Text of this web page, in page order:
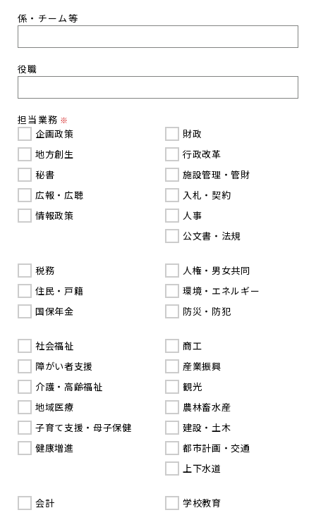
係・チーム等
役職
担当業務 ※
企画政策
地方創生
秘書
広報・広聴
情報政策
財政
行政改革
施設管理・管財
入札・契約
人事
公文書・法規
税務
住民・戸籍
国保年金
人権・男女共同
環境・エネルギー
防災・防犯
社会福祉
障がい者支援
介護・高齢福祉
地域医療
子育て支援・母子保健
健康増進
商工
産業振興
観光
農林畜水産
建設・土木
都市計画・交通
上下水道
会計
学校教育